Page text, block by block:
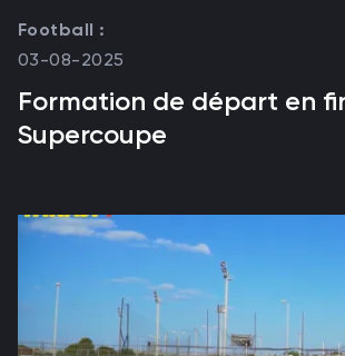
Football :
03-08-2025
Formation de départ en
Supercoupe